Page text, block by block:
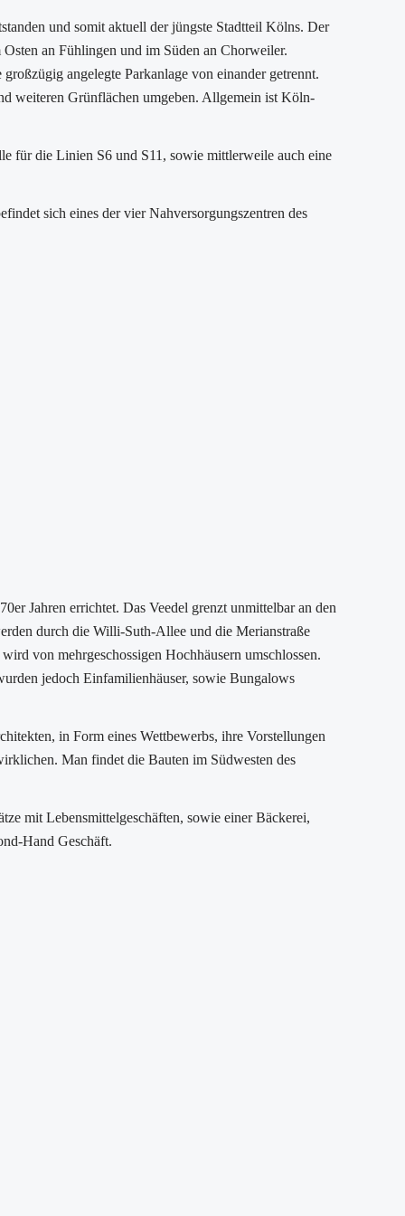
und somit aktuell der jüngste Stadtteil Kölns. Der
an Fühlingen und im Süden an Chorweiler.
angelegte Parkanlage von einander getrennt.
weiteren Grünflächen umgeben. Allgemein ist Köln-
für die Linien S6 und S11, sowie mittlerweile auch eine
sich eines der vier Nahversorgungszentren des
Jahren errichtet. Das Veedel grenzt unmittelbar an den
durch die Willi-Suth-Allee und die Merianstraße
von mehrgeschossigen Hochhäusern umschlossen.
jedoch Einfamilienhäuser, sowie Bungalows
in Form eines Wettbewerbs, ihre Vorstellungen
Man findet die Bauten im Südwesten des
mit Lebensmittelgeschäften, sowie einer Bäckerei,
Hand Geschäft.